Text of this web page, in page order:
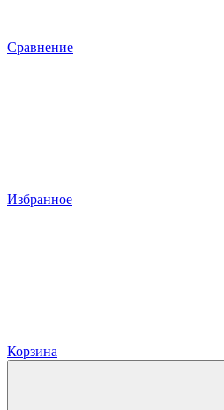
Сравнение
Избранное
Корзина